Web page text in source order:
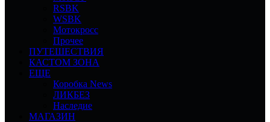
RSBK
WSBK
Мотокросс
Прочее
ПУТЕШЕСТВИЯ
КАСТОМ ЗОНА
ЕЩЕ
Коробка News
ЛИКБЕЗ
Наследие
МАГАЗИН